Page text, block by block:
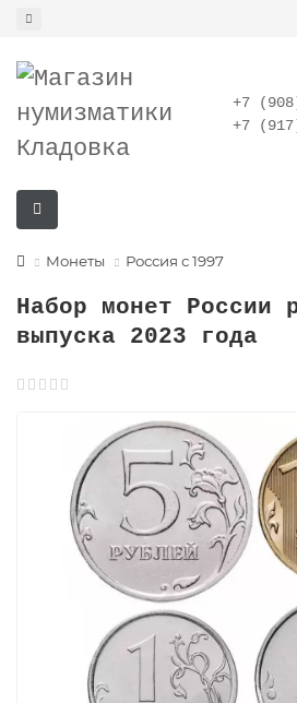
+7
+7
Монеты Россия с 1997
Набор монет России
выпуска 2023 года